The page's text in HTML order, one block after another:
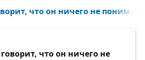
что он ничего не
что он ничего не